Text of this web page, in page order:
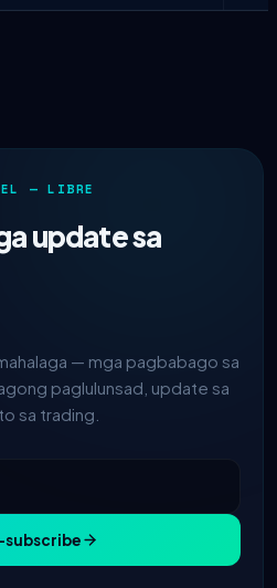
— LIBRE
update sa
— mga pagbabago sa
paglulunsad, update sa
sa trading.
subscribe